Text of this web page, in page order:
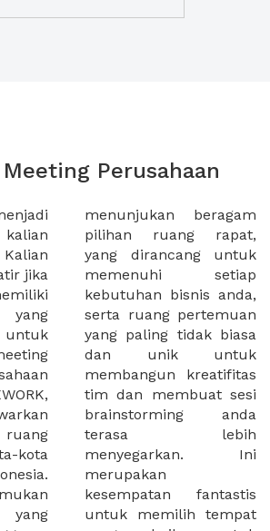
Perusahaan
jika
kota
yang
anda,
biasa
sesi
Ini